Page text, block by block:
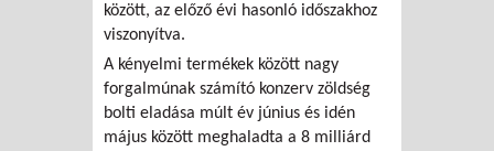
között, az előző évi hasonló időszakhoz
viszonyítva.
A kényelmi termékek között nagy
forgalmúnak számító konzerv zöldség
bolti eladása múlt év június és idén
május között meghaladta a 8 milliárd